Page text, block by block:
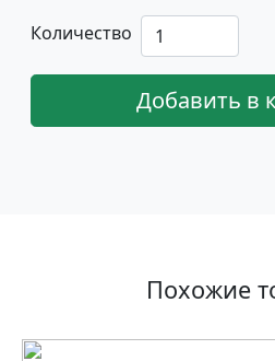
Количество
Добавить в
Похожие